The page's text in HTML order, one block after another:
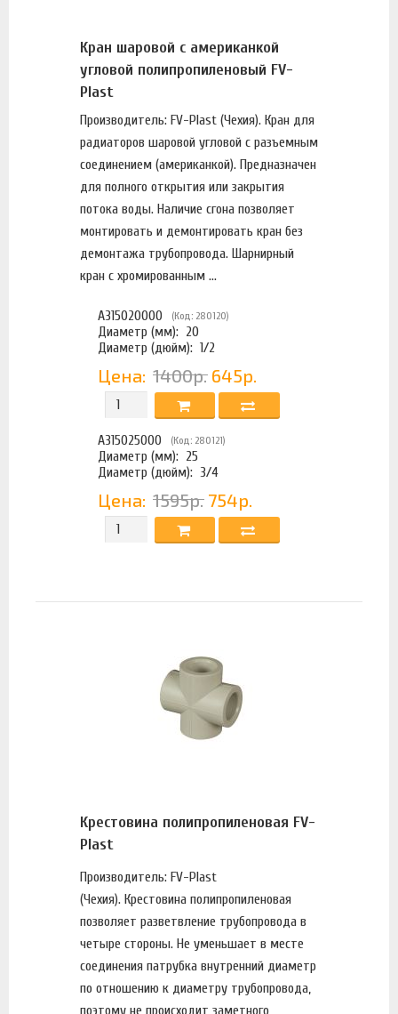
Кран шаровой с американкой
угловой полипропиленовый FV-
Plast
Производитель: FV-Plast (Чехия). Кран для
радиаторов шаровой угловой с разъемным
соединением (американкой). Предназначен
для полного открытия или закрытия
потока воды. Наличие сгона позволяет
монтировать и демонтировать кран без
демонтажа трубопровода. Шарнирный
кран с хромированным ...
A315020000 (Код: 280120)
Диаметр (мм): 20
Диаметр (дюйм): 1/2
Цена: 1400р. 645р.
A315025000 (Код: 280121)
Диаметр (мм): 25
Диаметр (дюйм): 3/4
Цена: 1595р. 754р.
Крестовина полипропиленовая FV-
Plast
Производитель: FV-Plast
(Чехия). Крестовина полипропиленовая
позволяет разветвление трубопровода в
четыре стороны. Не уменьшает в месте
соединения патрубка внутренний диаметр
по отношению к диаметру трубопровода,
поэтому не происходит заметного